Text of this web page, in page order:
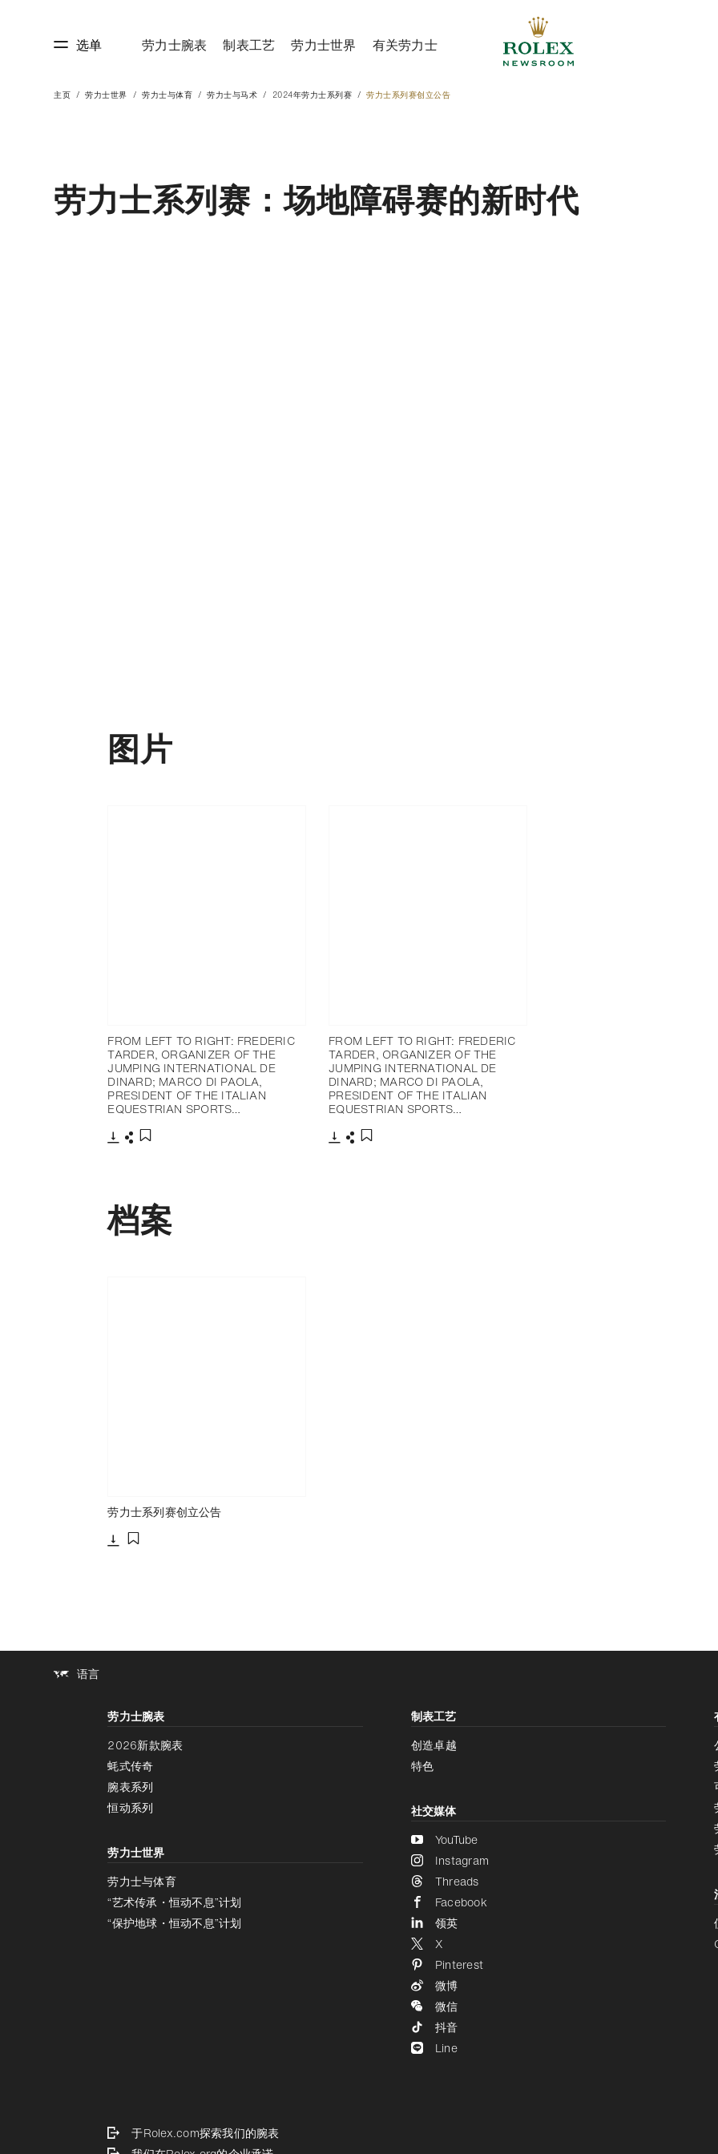
选单 劳力士腕表 制表工艺 劳力士世界 有关劳力士
主页 劳力士世界 劳力士与体育 劳力士与马术 2024年劳力士系列赛 劳力士系列赛创立公告
劳力士系列赛：场地障碍赛的新时代
图片
FROM LEFT TO RIGHT: FREDERIC
TARDER, ORGANIZER OF THE
JUMPING INTERNATIONAL DE
DINARD; MARCO DI PAOLA,
PRESIDENT OF THE ITALIAN
EQUESTRIAN SPORTS…
FROM LEFT TO RIGHT: FREDERIC
TARDER, ORGANIZER OF THE
JUMPING INTERNATIONAL DE
DINARD; MARCO DI PAOLA,
PRESIDENT OF THE ITALIAN
EQUESTRIAN SPORTS…
档案
劳力士系列赛创立公告
语言
增加对比度
停用
劳力士腕表
2026新款腕表
蚝式传奇
腕表系列
恒动系列
劳力士世界
劳力士与体育
“艺术传承・恒动不息”计划
“保护地球・恒动不息”计划
制表工艺
创造卓越
特色
社交媒体
YouTube
Instagram
Threads
Facebook
领英
X
Pinterest
微博
微信
抖音
Line
于Rolex.com探索我们的腕表